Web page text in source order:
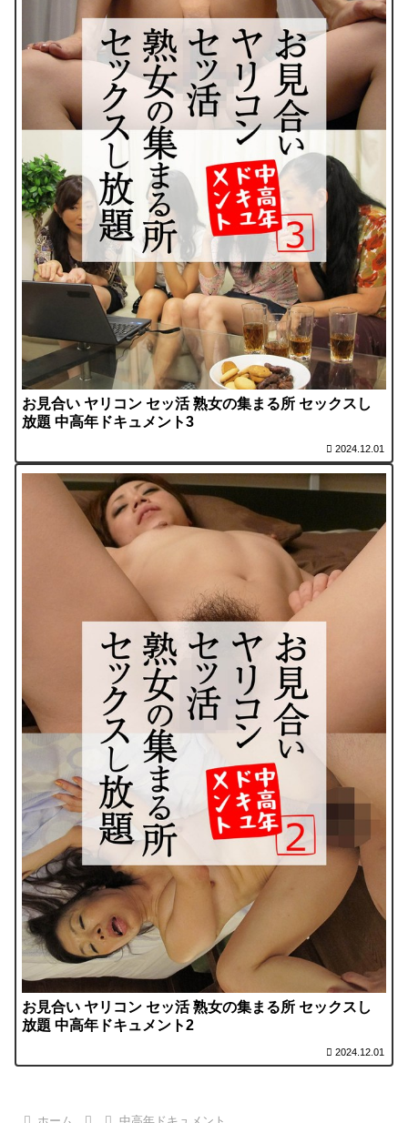
お見合い ヤリコン セッ活 熟女の集まる所 セックスし
放題 中高年ドキュメント3
2024.12.01
お見合い ヤリコン セッ活 熟女の集まる所 セックスし
放題 中高年ドキュメント2
2024.12.01